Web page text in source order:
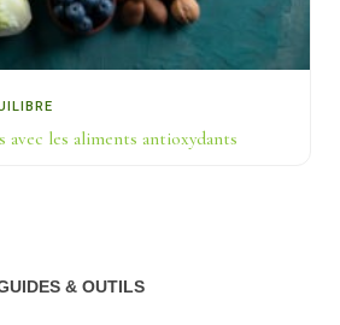
avec les aliments antioxydants
& OUTILS